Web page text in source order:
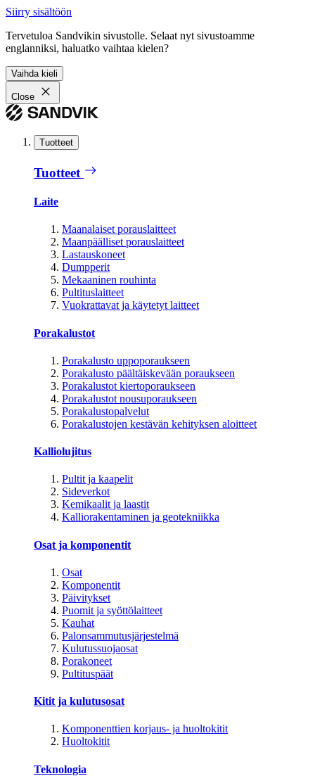
Siirry sisältöön
Tervetuloa Sandvikin sivustolle. Selaat nyt sivustoamme
englanniksi, haluatko vaihtaa kielen?
Vaihda kieli
Close
Tuotteet
Tuotteet
Laite
Maanalaiset porauslaitteet
Maanpäälliset porauslaitteet
Lastauskoneet
Dumpperit
Mekaaninen rouhinta
Pultituslaitteet
Vuokrattavat ja käytetyt laitteet
Porakalustot
Porakalusto uppoporaukseen
Porakalusto päältäiskevään poraukseen
Porakalustot kiertoporaukseen
Porakalustot nousuporaukseen
Porakalustopalvelut
Porakalustojen kestävän kehityksen aloitteet
Kalliolujitus
Pultit ja kaapelit
Sideverkot
Kemikaalit ja laastit
Kalliorakentaminen ja geotekniikka
Osat ja komponentit
Osat
Komponentit
Päivitykset
Puomit ja syöttölaitteet
Kauhat
Palonsammutusjärjestelmä
Kulutussuojaosat
Porakoneet
Pultituspäät
Kitit ja kulutusosat
Komponenttien korjaus- ja huoltokitit
Huoltokitit
Teknologia